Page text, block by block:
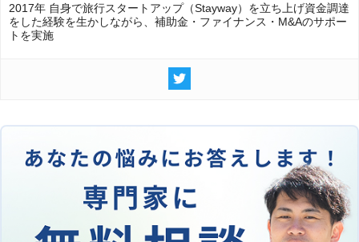
2017年 自身で旅行スタートアップ（Stayway）を立ち上げ資金調達
をした経験を生かしながら、補助金・ファイナンス・M&Aのサポー
トを実施